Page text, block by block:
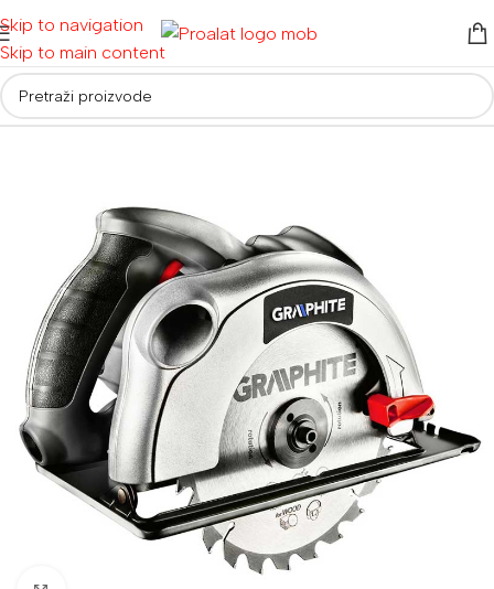
Skip to navigation
Skip to main content
Početna/ Električni alati